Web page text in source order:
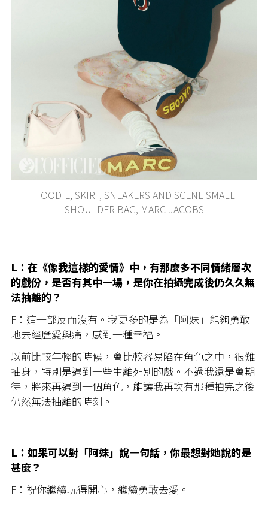
HOODIE, SKIRT, SNEAKERS AND SCENE SMALL
SHOULDER BAG, MARC JACOBS
L：在《像我這樣的愛情》中，有那麼多不同情緒層次
的戲份，是否有其中一場，是你在拍攝完成後仍久久無
法抽離的？
F：這一部反而沒有。我更多的是為「阿妹」能夠勇敢
地去經歷愛與痛，感到一種幸福。
以前比較年輕的時候，會比較容易陷在角色之中，很難
抽身，特別是遇到一些生離死別的戲。不過我還是會期
待，將來再遇到一個角色，能讓我再次有那種拍完之後
仍然無法抽離的時刻。
L：如果可以對「阿妹」說一句話，你最想對她說的是
甚麼？
F：祝你繼續玩得開心，繼續勇敢去愛。